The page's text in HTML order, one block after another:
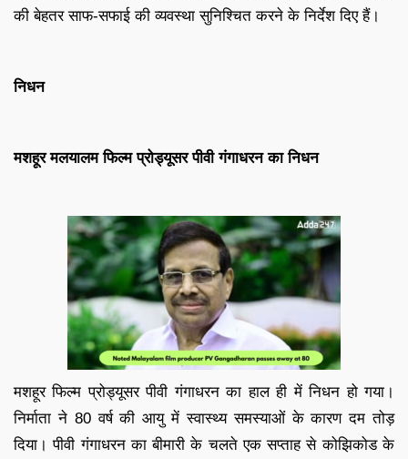
की बेहतर साफ-सफाई की व्यवस्था सुनिश्चित करने के निर्देश दिए हैं।
निधन
मशहूर मलयालम फिल्म प्रोड्यूसर पीवी गंगाधरन का निधन
मशहूर फिल्म प्रोड्यूसर पीवी गंगाधरन का हाल ही में निधन हो गया।
निर्माता ने 80 वर्ष की आयु में स्वास्थ्य समस्याओं के कारण दम तोड़
दिया। पीवी गंगाधरन का बीमारी के चलते एक सप्ताह से कोझिकोड के